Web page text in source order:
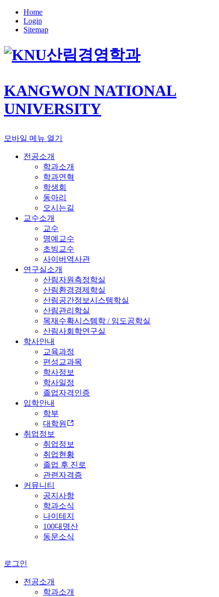
Home
Login
Sitemap
산림경영학과
KANGWON NATIONAL
UNIVERSITY
모바일 메뉴 열기
전공소개
학과소개
학과연혁
학생회
동아리
오시는길
교수소개
교수
명예교수
초빙교수
사이버역사관
연구실소개
산림자원측정학실
산림환경경제학실
산림공간정보시스템학실
산림관리학실
목재수확시스템학 / 임도공학실
산림사회학연구실
학사안내
교육과정
편성교과목
학사정보
학사일정
졸업자격인증
입학안내
학부
대학원
취업정보
취업정보
취업현황
졸업 후 진로
관련자격증
커뮤니티
공지사항
학과소식
나이테지
100대명산
동문소식
로그인
전공소개
학과소개